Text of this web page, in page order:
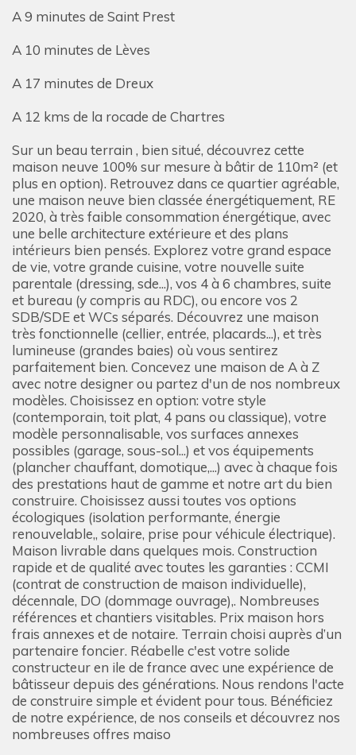
A 9 minutes de Saint Prest
A 10 minutes de Lèves
A 17 minutes de Dreux
A 12 kms de la rocade de Chartres
Sur un beau terrain , bien situé, découvrez cette
maison neuve 100% sur mesure à bâtir de 110m² (et
plus en option). Retrouvez dans ce quartier agréable,
une maison neuve bien classée énergétiquement, RE
2020, à très faible consommation énergétique, avec
une belle architecture extérieure et des plans
intérieurs bien pensés. Explorez votre grand espace
de vie, votre grande cuisine, votre nouvelle suite
parentale (dressing, sde...), vos 4 à 6 chambres, suite
et bureau (y compris au RDC), ou encore vos 2
SDB/SDE et WCs séparés. Découvrez une maison
très fonctionnelle (cellier, entrée, placards...), et très
lumineuse (grandes baies) où vous sentirez
parfaitement bien. Concevez une maison de A à Z
avec notre designer ou partez d'un de nos nombreux
modèles. Choisissez en option: votre style
(contemporain, toit plat, 4 pans ou classique), votre
modèle personnalisable, vos surfaces annexes
possibles (garage, sous-sol...) et vos équipements
(plancher chauffant, domotique,...) avec à chaque fois
des prestations haut de gamme et notre art du bien
construire. Choisissez aussi toutes vos options
écologiques (isolation performante, énergie
renouvelable,, solaire, prise pour véhicule électrique).
Maison livrable dans quelques mois. Construction
rapide et de qualité avec toutes les garanties : CCMI
(contrat de construction de maison individuelle),
décennale, DO (dommage ouvrage),. Nombreuses
références et chantiers visitables. Prix maison hors
frais annexes et de notaire. Terrain choisi auprès d’un
partenaire foncier. Réabelle c'est votre solide
constructeur en ile de france avec une expérience de
bâtisseur depuis des générations. Nous rendons l'acte
de construire simple et évident pour tous. Bénéficiez
de notre expérience, de nos conseils et découvrez nos
nombreuses offres maiso